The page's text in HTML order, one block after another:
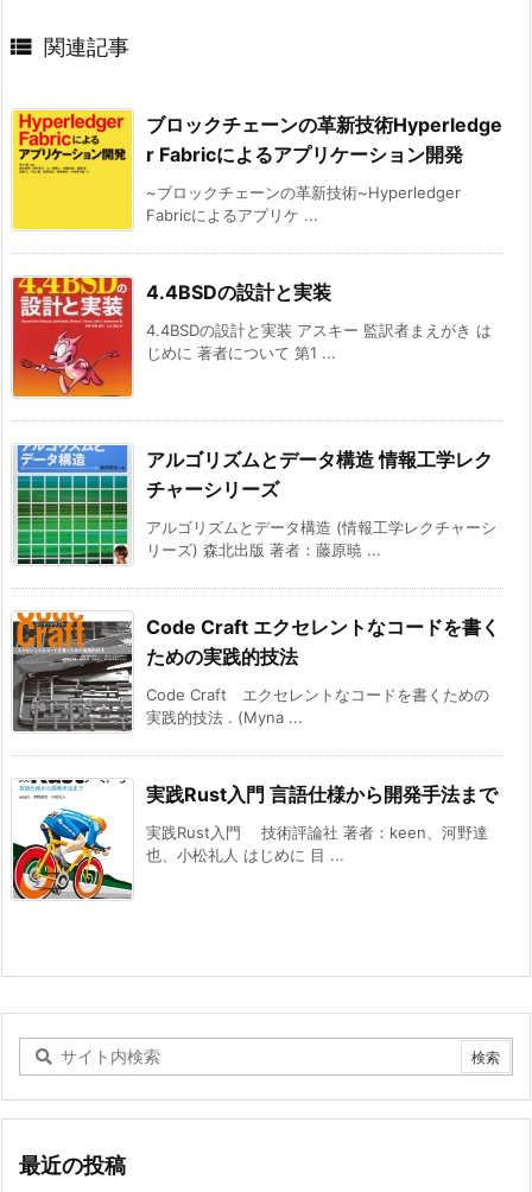
 関連記事
ブロックチェーンの革新技術Hyperledge
r Fabricによるアプリケーション開発
~ブロックチェーンの革新技術~Hyperledger
Fabricによるアプリケ ...
4.4BSDの設計と実装
4.4BSDの設計と実装 アスキー 監訳者まえがき は
じめに 著者について 第1 ...
アルゴリズムとデータ構造 情報工学レク
チャーシリーズ
アルゴリズムとデータ構造 (情報工学レクチャーシ
リーズ) 森北出版 著者：藤原暁 ...
Code Craft エクセレントなコードを書く
ための実践的技法
Code Craft エクセレントなコードを書くための
実践的技法 . (Myna ...
実践Rust入門 言語仕様から開発手法まで
実践Rust入門 技術評論社 著者：keen、河野達
也、小松礼人 はじめに 目 ...
最近の投稿